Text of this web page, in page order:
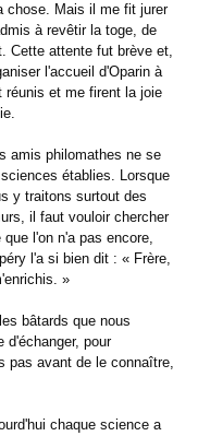
chose. Mais il me fit jurer
à revêtir la toge, de
Cette attente fut brève et,
l'accueil d'Oparin à
réunis et me firent la joie
amis philomathes ne se
établies. Lorsque
y traitons surtout des
il faut vouloir chercher
l'on n'a pas encore,
l'a si bien dit : « Frère,
»
bâtards que nous
d'échanger, pour
pas avant de le connaître,
chaque science a